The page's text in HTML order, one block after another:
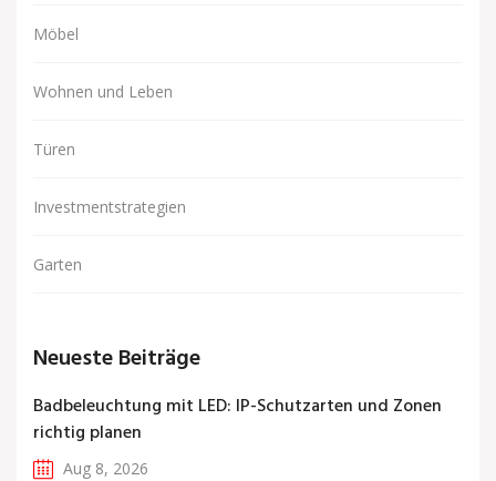
Möbel
Wohnen und Leben
Türen
Investmentstrategien
Garten
Neueste Beiträge
Badbeleuchtung mit LED: IP-Schutzarten und Zonen
richtig planen
Aug 8, 2026